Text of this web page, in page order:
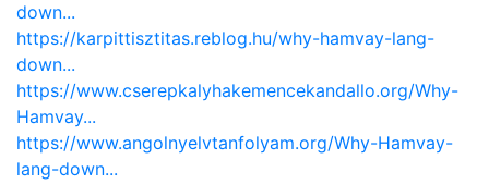
down...
https://karpittisztitas.reblog.hu/why-hamvay-lang-
down...
https://www.cserepkalyhakemencekandallo.org/Why-
Hamvay...
https://www.angolnyelvtanfolyam.org/Why-Hamvay-
lang-down...